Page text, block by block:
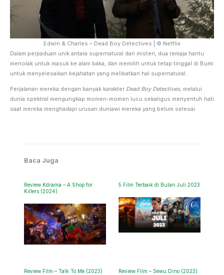
Edwin & Charles – Dead Boy Detectives | © Netflix
Dalam perpaduan unik antara supernatural dan misteri, dua remaja hantu
menolak untuk masuk ke alam baka, dan memilih untuk tetap tinggal di Bumi
untuk menyelesaikan kejahatan yang melibatkan hal supernatural.
Perjalanan mereka dengan banyak karakter Dead Boy Detectives , melalui
dunia spektral mengungkap momen-momen lucu sekaligus menyentuh hati
saat mereka menghadapi urusan duniawi mereka yang belum selesai.
Baca Juga
Review Kdrama – A Shop for
Killers (2024)
5 Film Terbaik di Bulan Juli 2023
Review Film – Talk To Me (2023) Review Film – Sewu Dino (2023)